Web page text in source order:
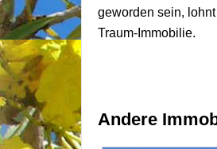
geworden sein,
Traum-Immobilie.
Andere